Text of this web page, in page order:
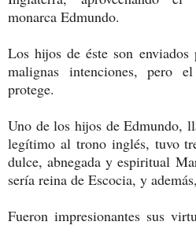
monarca Edmundo.
Los hijos de éste son
malignas intenciones, pero
protege.
Uno de los hijos de Edmundo,
legítimo al trono inglés, tuvo
dulce, abnegada y espiritual
sería reina de Escocia, y
Fueron impresionantes sus